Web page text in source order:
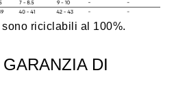
sono riciclabili al 100%.
DI